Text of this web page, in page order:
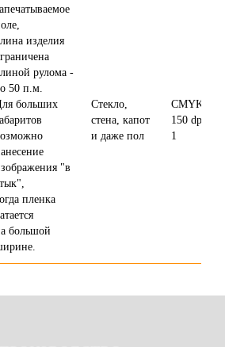
изделия
рулома -
50 п.м.
больших
"в
пленка
большой
Стекло,
стена, капот
и даже пол
CMYK,
150 dpi, 1 к
1